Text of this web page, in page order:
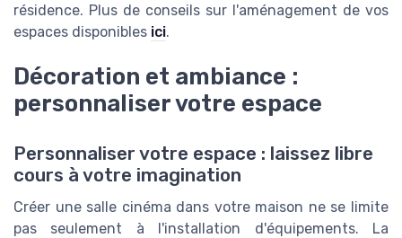
résidence. Plus de conseils sur l'aménagement de vos
espaces disponibles ici.
Décoration et ambiance :
personnaliser votre espace
Personnaliser votre espace : laissez libre
cours à votre imagination
Créer une salle cinéma dans votre maison ne se limite
pas seulement à l'installation d'équipements. La